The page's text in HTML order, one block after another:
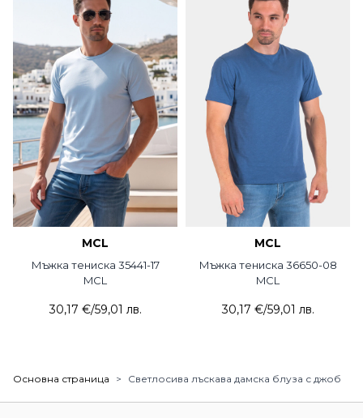
MCL
Мъжка тениска 35441-17
MCL
30,17 €/59,01 лв.
MCL
Мъжка тениска 36650-08
MCL
30,17 €/59,01 лв.
Основна страница > Светлосива лъскава дамска блуза с джоб